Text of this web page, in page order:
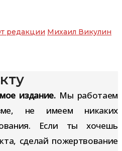
редакции Михаил Викулин
издание.Мы работаем
не имеем никаких
Если ты хочешь
сделай пожертвование